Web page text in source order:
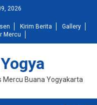
2026
Kirim Berita
Gallery
Mercu
Mercu Buana Yogyakarta